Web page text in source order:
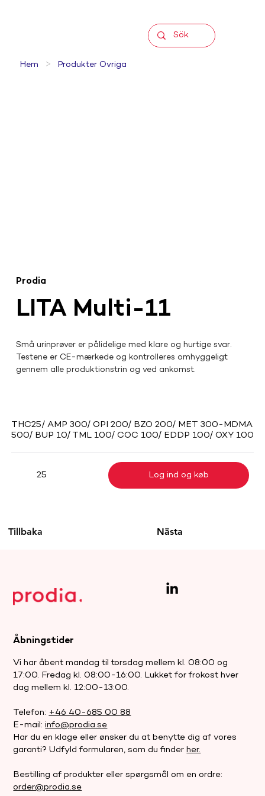
Hem > Produkter Övriga
LITA Multi-11
Prodia
Små urinprøver er pålidelige med klare og hurtige svar.
Testene er CE-mærkede og kontrolleres omhyggeligt
gennem alle produktionstrin og ved ankomst.
THC25/ AMP 300/ OPI 200/ BZO 200/ MET 300-MDMA
500/ BUP 10/ TML 100/ COC 100/ EDDP 100/ OXY 100
25 Log ind og køb
Nästa
Tillbaka
Åbningstider
Vi har åbent mandag til torsdag mellem kl. 08:00 og
17:00. Fredag kl. 08:00-16:00. Lukket for frokost hver
dag mellem kl. 12:00-13:00.
Telefon: +46 40-685 00 88
E-mail:info@prodia.se
Har du en klage eller ønsker du at benytte dig af vores
garanti? Udfyld formularen, som du finderher.
Bestilling af produkter eller spørgsmål om en ordre:
order@prodia.se